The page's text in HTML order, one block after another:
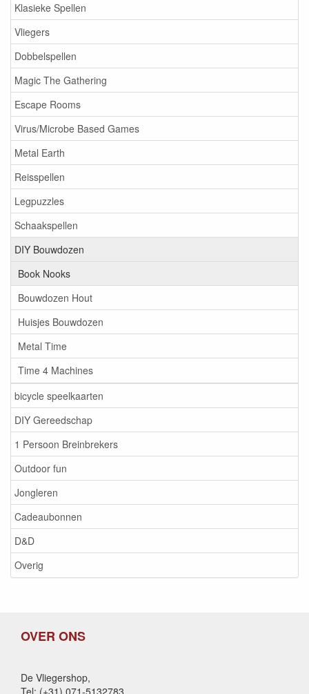
Klasieke Spellen
Vliegers
Dobbelspellen
Magic The Gathering
Escape Rooms
Virus/Microbe Based Games
Metal Earth
Reisspellen
Legpuzzles
Schaakspellen
DIY Bouwdozen
Book Nooks
Bouwdozen Hout
Huisjes Bouwdozen
Metal Time
Time 4 Machines
bicycle speelkaarten
DIY Gereedschap
1 Persoon Breinbrekers
Outdoor fun
Jongleren
Cadeaubonnen
D&D
Overig
OVER ONS
De Vliegershop,
Tel: (+31) 071-5132783